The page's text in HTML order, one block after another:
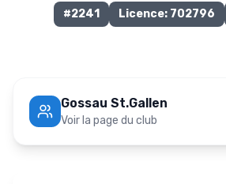
#2241 Licence: 702796
Gossau St.Gallen
Voir la page du club